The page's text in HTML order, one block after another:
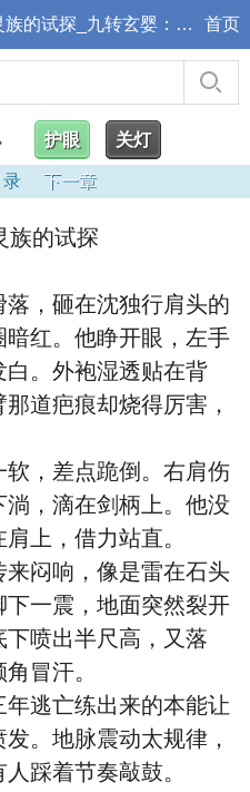
第13章：熔岩对决：火灵族的试探_九转玄婴：双生劫焰 首页
护眼 关灯
录 下一章
族的试探
，砸在沈独行肩头的
红。他睁开眼，左手
。外袍湿透贴在背
道疤痕却烧得厉害，
，差点跪倒。右肩伤
，滴在剑柄上。他没
上，借力站直。
闷响，像是雷在石头
一震，地面突然裂开
喷出半尺高，又落
冒汗。
逃亡练出来的本能让
。地脉震动太规律，
踩着节奏敲鼓。